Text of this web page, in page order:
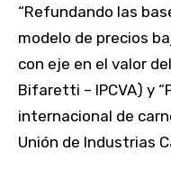
“Refundando las
modelo de precios
con eje en el valor
Bifaretti – IPCVA) y
internacional de
Unión de Industrias